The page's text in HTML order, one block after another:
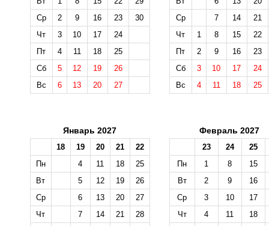
Ср
2 9 16 23
30
Чт
3 10 17
24
Пт
4 11 18
25
Сб
5 12 19
26
Вс
6 13 20 27
Ср
7 14
21
Чт
1 8 15
22
Пт
2 9 16
23
Сб
3 10 17
24
Вс
4 11 18 25
Январь 2027
18 19 20 21
22
Пн
4 11 18
25
Вт
5 12 19
26
Ср
6 13 20
27
Чт
7 14 21
28
Февраль 2027
23 24
25
Пн
1 8
15
Вт
2 9
16
Ср
3 10
17
Чт
4 11
18